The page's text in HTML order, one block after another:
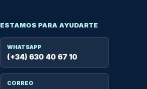
ESTAMOS PARA AYUDARTE
WHATSAPP
(+34) 630 40 67 10
CORREO